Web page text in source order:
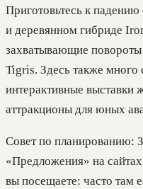
Приготовьтесь к
и деревянном гибриде
захватывающие
Tigris. Здесь также много
интерактивные выставки
аттракционы для юных
Совет по планированию:
«Предложения» на
вы посещаете: часто там